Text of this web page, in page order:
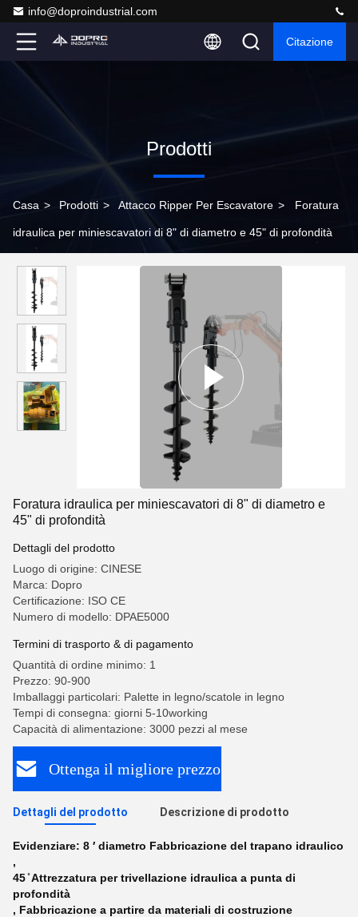
info@doproindustrial.com
Citazione
Prodotti
Casa > Prodotti > Attacco Ripper Per Escavatore > Foratura
idraulica per miniescavatori di 8" di diametro e 45" di profondità
Foratura idraulica per miniescavatori di 8" di diametro e
45" di profondità
Dettagli del prodotto
Luogo di origine: CINESE
Marca: Dopro
Certificazione: ISO CE
Numero di modello: DPAE5000
Termini di trasporto & di pagamento
Quantità di ordine minimo: 1
Prezzo: 90-900
Imballaggi particolari: Palette in legno/scatole in legno
Tempi di consegna: giorni 5-10working
Capacità di alimentazione: 3000 pezzi al mese
Ottenga il migliore prezzo
Dettagli del prodotto Descrizione di prodotto
Evidenziare: 8 ′ diametro Fabbricazione del trapano idraulico
,
45 ̊ Attrezzatura per trivellazione idraulica a punta di
profondità
, Fabbricazione a partire da materiali di costruzione